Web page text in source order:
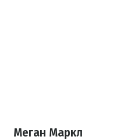
Меган Маркл